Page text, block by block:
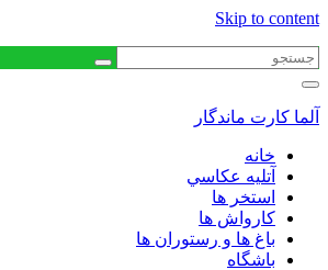
Skip to content
آلما کارت ماندگار
خانه
آتليه عكاسي
استخر ها
كارواش ها
باغ ها و رستوران ها
باشگاه